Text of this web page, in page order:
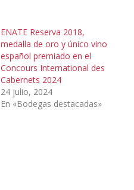
ENATE Reserva 2018,
medalla de oro y único vino
español premiado en el
Concours International des
Cabernets 2024
24 julio, 2024
En «Bodegas destacadas»